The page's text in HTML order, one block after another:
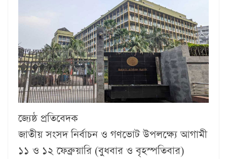
জ্যেষ্ঠ প্রতিবেদক
জাতীয় সংসদ নির্বাচন ও গণভোট উপলক্ষ্যে আগামী
১১ ও ১২ ফেব্রুয়ারি (বুধবার ও বৃহস্পতিবার)